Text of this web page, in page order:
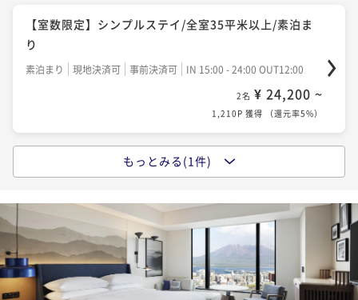
【室数限定】シンプルステイ/全室35平米以上/素泊ま
り
素泊まり 現地決済可 事前決済可 IN 15:00 - 24:00 OUT12:00
2名 ¥ 24,200 ~
1,210P 獲得 （還元率5%）
【室数限定】シンプルステイ/全室35平米以上/朝食付
現地決済可 事前決済可 IN 15:00 - 24:00 OUT12:00
¥ 31,460 ~
1,573P 獲得
もっとみる(1件)